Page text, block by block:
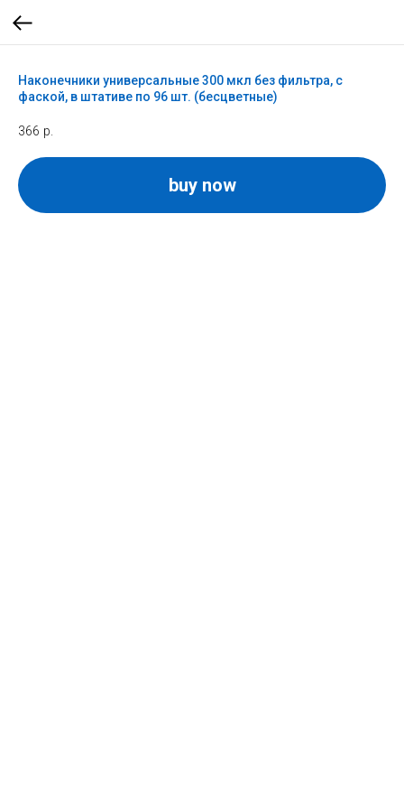
Наконечники универсальные 300 мкл без фильтра, с
фаской, в штативе по 96 шт. (бесцветные)
366 р.
buy now